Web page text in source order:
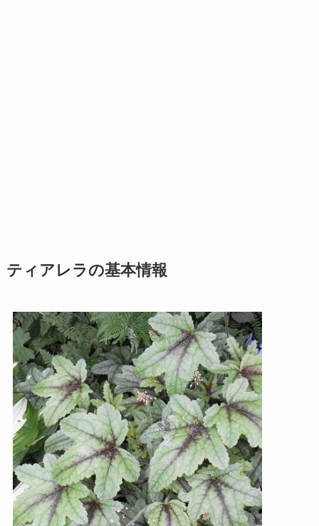
ティアレラの基本情報